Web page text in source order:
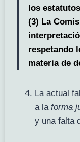
los
(3) La
respetando
materia de
La actual
a la forma
y una falta